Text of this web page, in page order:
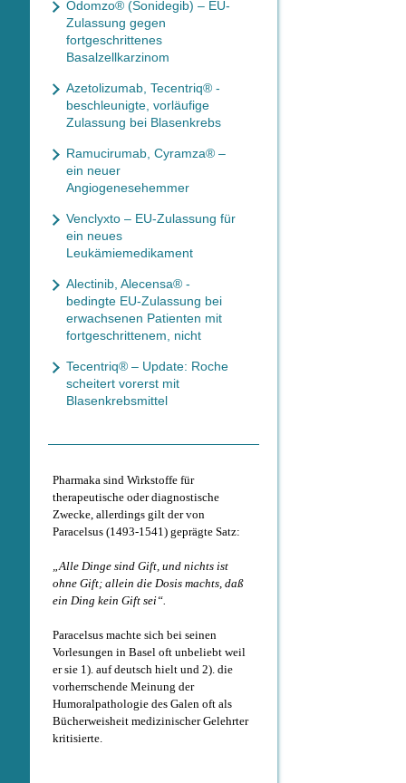
Odomzo® (Sonidegib) – EU-
Zulassung gegen
fortgeschrittenes
Basalzellkarzinom
Azetolizumab, Tecentriq® -
beschleunigte, vorläufige
Zulassung bei Blasenkrebs
Ramucirumab, Cyramza® –
ein neuer
Angiogenesehemmer
Venclyxto – EU-Zulassung für
ein neues
Leukämiemedikament
Alectinib, Alecensa® -
bedingte EU-Zulassung bei
erwachsenen Patienten mit
fortgeschrittenem, nicht
Tecentriq® – Update: Roche
scheitert vorerst mit
Blasenkrebsmittel
Pharmaka sind Wirkstoffe für
therapeutische oder diagnostische
Zwecke, allerdings gilt der von
Paracelsus (1493-1541) geprägte Satz:
„Alle Dinge sind Gift, und nichts ist
ohne Gift; allein die Dosis machts, daß
ein Ding kein Gift sei“.
Paracelsus machte sich bei seinen
Vorlesungen in Basel oft unbeliebt weil
er sie 1). auf deutsch hielt und 2). die
vorherrschende Meinung der
Humoralpathologie des Galen oft als
Bücherweisheit medizinischer Gelehrter
kritisierte.